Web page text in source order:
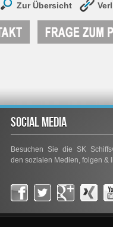
Zur Übersicht
SOCIAL MEDIA
Besuchen Sie die SK
den sozialen Medien, folgen &